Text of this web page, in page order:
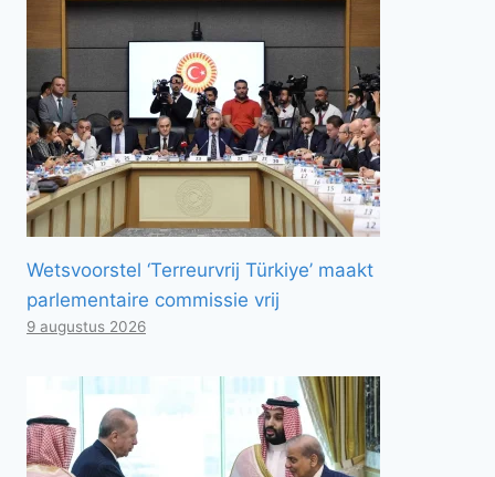
Wetsvoorstel ‘Terreurvrij Türkiye’ maakt
parlementaire commissie vrij
9 augustus 2026